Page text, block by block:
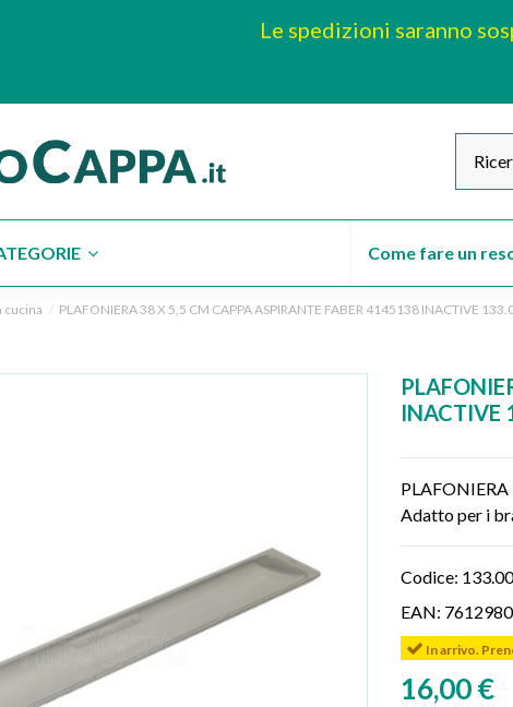
Le spedizioni saranno
Come fare un
cucina PLAFONIERA 38 X 5,5 CM CAPPA ASPIRANTE FABER 4145138 INACTIVE
INACTIVE
Adatto per i
Codice:
EAN:
In arrivo.
16,00 €